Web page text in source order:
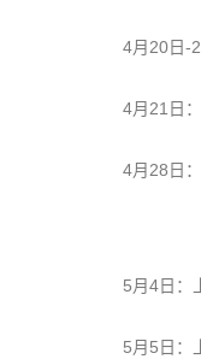
4月20日-
4月21日
4月28日
5月4日：
5月5日：